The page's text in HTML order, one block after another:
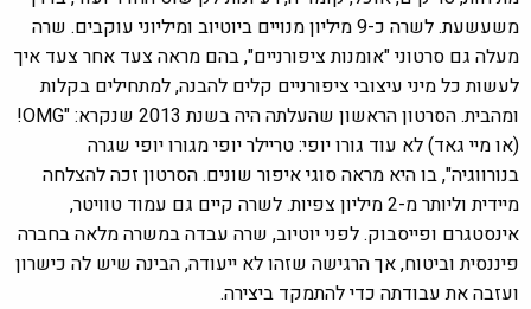
משעשעת. לשרה כ-9 מיליון מנויים ביוטיוב ומיליוני עוקבים. שרה
מעלה גם סרטוני "אומנות ציפורניים", בהם מראה צעד אחר צעד איך
לעשות כל מיני עיצובי ציפורניים קלים להבנה, למתחילים בקלות
ומהבית. הסרטון הראשון שהעלתה היה בשנת 2013 שנקרא: "OMG!
(או מיי גאד) לא עוד גורו יופי: טריילר יופי מגורו יופי שגרה
בנורווגיה", בו היא מראה סוגי איפור שונים. הסרטון זכה להצלחה
מיידית וליותר מ-2 מיליון צפיות. לשרה קיים גם עמוד טוויטר,
אינסטגרם ופייסבוק. לפני יוטיוב, שרה עבדה במשרה מלאה בחברה
פיננסית וביטוח, אך הרגישה שזהו לא ייעודה, הבינה שיש לה כישרון
ועזבה את עבודתה כדי להתמקד ביצירה.